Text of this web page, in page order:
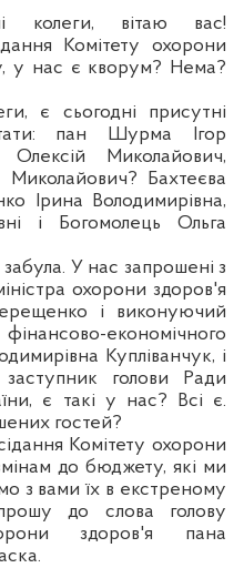
колеги, вітаю вас!
Комітету охорони
у нас є кворум? Нема?
є сьогодні присутні
пан Шурма Ігор
Миколайович,
Миколайович? Бахтеєва
Ірина Володимирівна,
і Богомолець Ольга
У нас запрошені з
охорони здоров'я
і виконуючий
економічного
Купліванчук, і
голови Ради
є такі у нас? Всі є.
гостей?
Комітету охорони
до бюджету, які ми
з вами їх в екстреному
до слова голову
здоров'я пана